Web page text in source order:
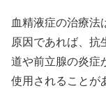
血精液症の治療法
原因であれば、抗
道や前立腺の炎症
使用されることが